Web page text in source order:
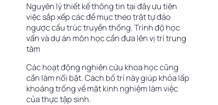
Nguyên lý thiết kế thông tin tại đây ưu tiên
việc sắp xếp các đề mục theo trật tự đảo
ngược cấu trúc truyền thống. Trình độ học
vấn và dự án môn học cần đưa lên vị trí trung
tâm
Các hoạt động nghiên cứu khoa học cũng
cần làm nổi bật. Cách bố trí này giúp khỏa lấp
khoảng trống về mặt kinh nghiệm làm việc
của thực tập sinh.